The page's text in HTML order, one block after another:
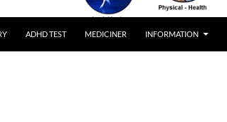
ADHD TEST MEDICINER INFORMATION